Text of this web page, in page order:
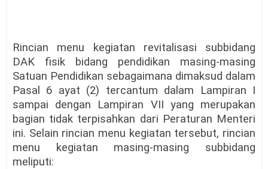
Rincian menu kegiatan revitalisasi subbidang
DAK fisik bidang pendidikan masing-masing
Satuan Pendidikan sebagaimana dimaksud dalam
Pasal 6 ayat (2) tercantum dalam Lampiran I
sampai dengan Lampiran VII yang merupakan
bagian tidak terpisahkan dari Peraturan Menteri
ini. Selain rincian menu kegiatan tersebut, rincian
menu kegiatan masing-masing subbidang
meliputi: